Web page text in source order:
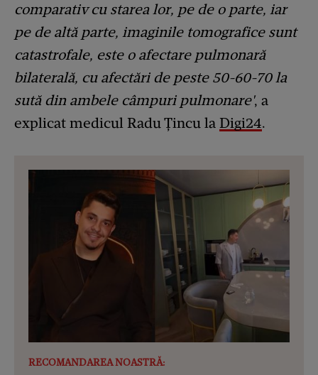
comparativ cu starea lor, pe de o parte, iar
pe de altă parte, imaginile tomografice sunt
catastrofale, este o afectare pulmonară
bilaterală, cu afectări de peste 50-60-70 la
sută din ambele câmpuri pulmonare', a
explicat medicul Radu Țincu la Digi24.
RECOMANDAREA NOASTRĂ: